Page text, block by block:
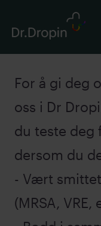
For å gi deg
oss i Dr
du teste deg
dersom du
- Vært
(MRSA, VRE,